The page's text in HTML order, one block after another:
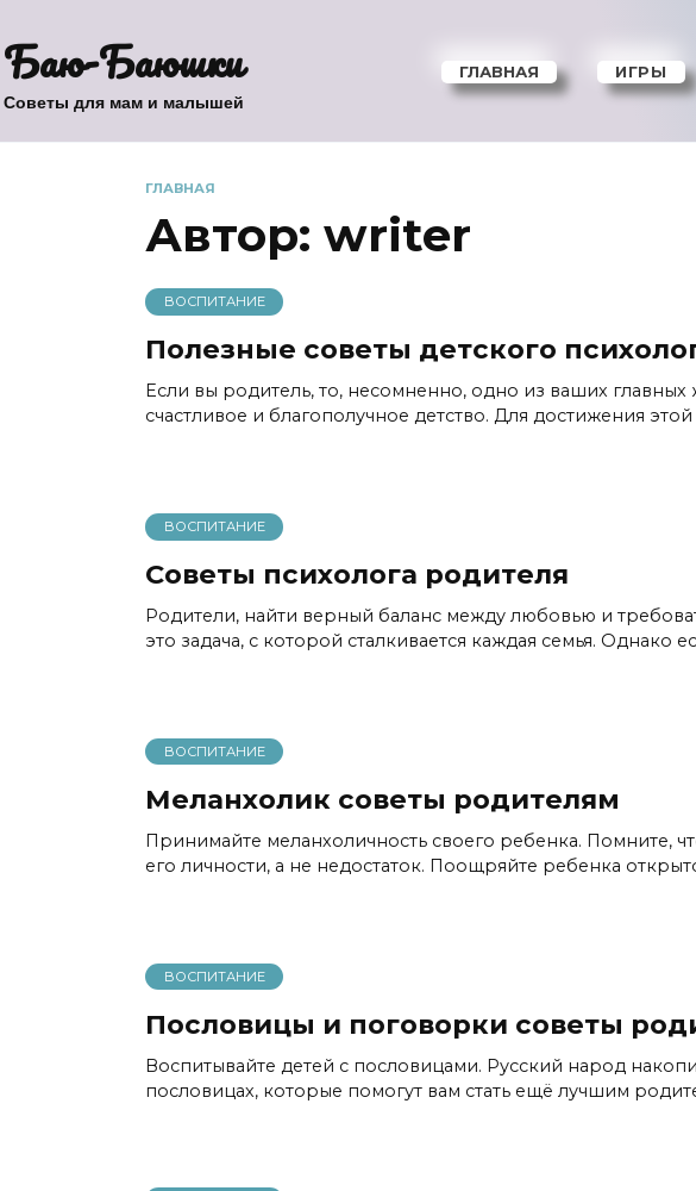
к
содержанию
Баю-Баюшки
Советы для мам и малышей
ГЛАВНАЯ ИГРЫ
ГЛАВНАЯ
Автор: writer
ВОСПИТАНИЕ
Полезные советы детского
Если вы родитель, то, несомненно, одно из ваших
счастливое и благополучное детство. Для достижения
ВОСПИТАНИЕ
Советы психолога родителя
Родители, найти верный баланс между любовью и
это задача, с которой сталкивается каждая семья. Однако
ВОСПИТАНИЕ
Меланхолик советы родителям
Принимайте меланхоличность своего ребенка. Помните,
его личности, а не недостаток. Поощряйте ребенка
ВОСПИТАНИЕ
Пословицы и поговорки советы
Воспитывайте детей с пословицами. Русский народ
пословицах, которые помогут вам стать ещё лучшим